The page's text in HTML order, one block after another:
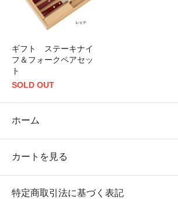
ギフト ステーキナイ
フ＆フォークペアセッ
ト
SOLD OUT
ホーム
カートを見る
特定商取引法に基づく表記